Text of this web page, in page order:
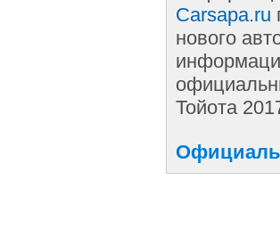
Carsapa.ru
нового
Тойота